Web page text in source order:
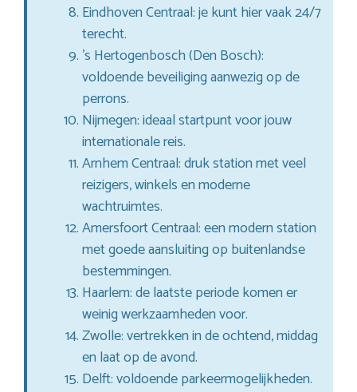
Eindhoven Centraal: je kunt hier vaak 24/7
terecht.
’s Hertogenbosch (Den Bosch):
voldoende beveiliging aanwezig op de
perrons.
Nijmegen: ideaal startpunt voor jouw
internationale reis.
Arnhem Centraal: druk station met veel
reizigers, winkels en moderne
wachtruimtes.
Amersfoort Centraal: een modern station
met goede aansluiting op buitenlandse
bestemmingen.
Haarlem: de laatste periode komen er
weinig werkzaamheden voor.
Zwolle: vertrekken in de ochtend, middag
en laat op de avond.
Delft: voldoende parkeermogelijkheden.